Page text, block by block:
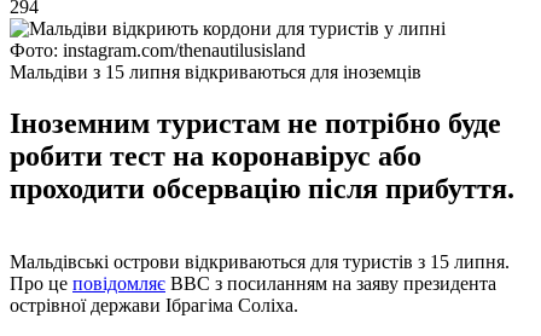
294
Фото: instagram.com/thenautilusisland
Мальдіви з 15 липня відкриваються для іноземців
Іноземним туристам не потрібно буде
робити тест на коронавірус або
проходити обсервацію після прибуття.
Мальдівські острови відкриваються для туристів з 15 липня.
Про це повідомляє ВВС з посиланням на заяву президента
острівної держави Ібрагіма Соліха.